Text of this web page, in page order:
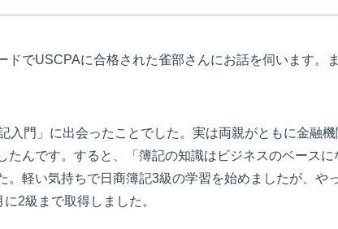
でUSCPAに合格された雀部さんにお話を伺います。
門」に出会ったことでした。実は両親がともに金融機
たんです。すると、「簿記の知識はビジネスのベースに
。軽い気持ちで日商簿記3級の学習を始めましたが、や
2級まで取得しました。